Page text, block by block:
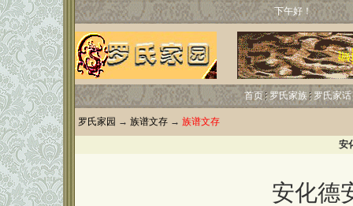
下午好！
首页 罗氏家族 罗氏家话
罗氏家园 → 族谱文存 → 族谱文存
安
安化德